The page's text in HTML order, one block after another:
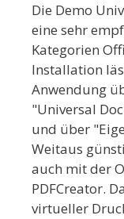
Die Demo
eine sehr
Kategorien
Installation
Anwendung
"Universal
und über
Weitaus
auch mit der
PDFCreator.
virtueller